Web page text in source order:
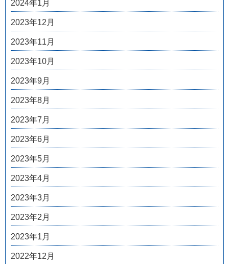
2024年1月
2023年12月
2023年11月
2023年10月
2023年9月
2023年8月
2023年7月
2023年6月
2023年5月
2023年4月
2023年3月
2023年2月
2023年1月
2022年12月